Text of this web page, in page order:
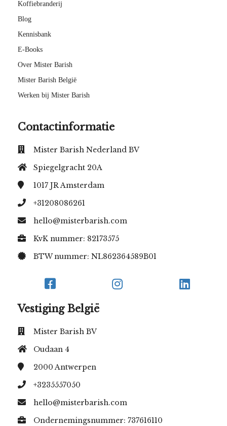
Koffiebranderij
Blog
Kennisbank
E-Books
Over Mister Barish
Mister Barish België
Werken bij Mister Barish
Contactinformatie
Mister Barish Nederland BV
Spiegelgracht 20A
1017 JRAmsterdam
+31208086261
hello@misterbarish.com
KvK nummer: 82173575
BTW nummer: NL862364589B01
Vestiging België
Mister Barish BV
Oudaan 4
2000Antwerpen
+3235557050
hello@misterbarish.com
Ondernemingsnummer: 737616110